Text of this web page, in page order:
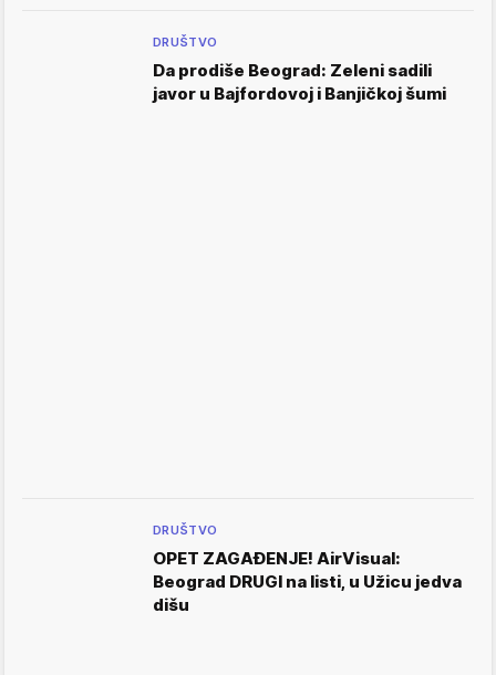
DRUŠTVO
Da prodiše Beograd: Zeleni sadili
javor u Bajfordovoj i Banjičkoj šumi
DRUŠTVO
OPET ZAGAĐENJE! AirVisual:
Beograd DRUGI na listi, u Užicu jedva
dišu